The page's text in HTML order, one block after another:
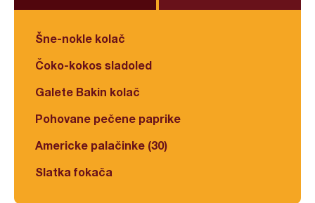
Šne-nokle kolač
Čoko-kokos sladoled
Galete Bakin kolač
Pohovane pečene paprike
Americke palačinke (30)
Slatka fokača